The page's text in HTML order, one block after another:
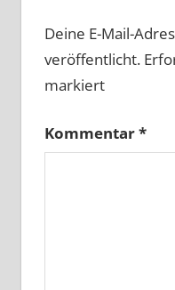
Deine E-Mail-
veröffentlicht.
markiert
Kommentar*